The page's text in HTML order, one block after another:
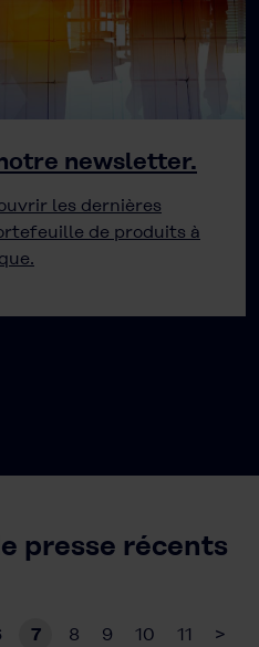
newsletter.
les dernières
de produits à
presse récents
7 8 9 10 11 >